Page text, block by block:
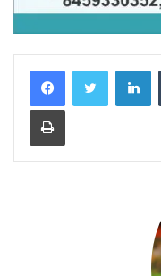
Print